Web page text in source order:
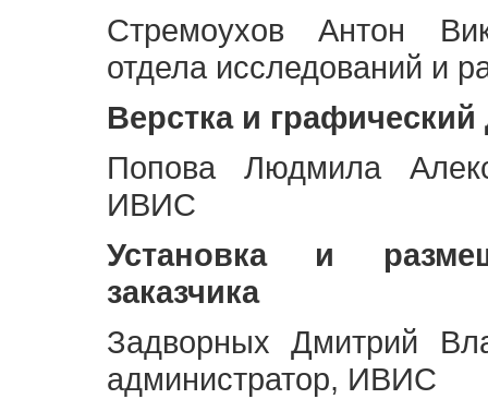
Стремоухов Антон
отдела исследований и
Верстка и графический
Попова Людмила
ИВИС
Установка и
заказчика
Задворных Дмитрий
администратор, ИВИС